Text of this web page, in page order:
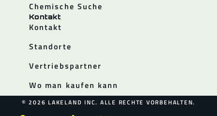
Chemische Suche
Kontakt
Kontakt
Standorte
Vertriebspartner
Wo man kaufen kann
© 2026 LAKELAND INC. ALLE RECHTE VORBEHALTEN.